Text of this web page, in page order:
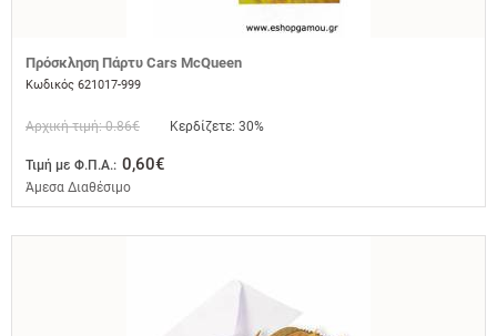
Πρόσκληση Πάρτυ Cars McQueen
Κωδικός 621017-999
Αρχική τιμή: 0.86€ Κερδίζετε: 30%
Τιμή με Φ.Π.Α.: 0,60€
Άμεσα Διαθέσιμο